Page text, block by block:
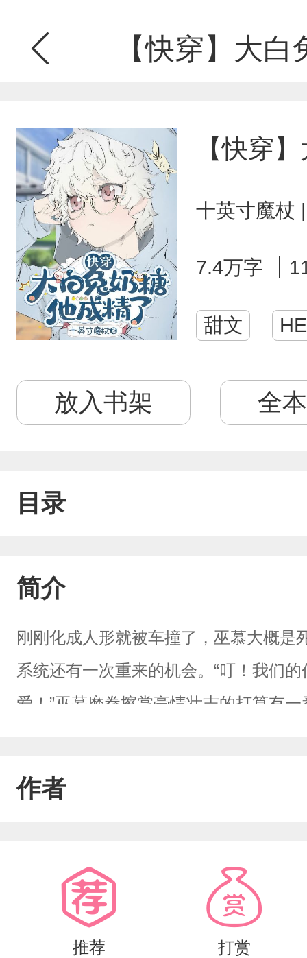
【快穿】大
【快穿
十英寸魔杖
7.4万字
甜文 HE
放入书架 全
目录
简介
刚刚化成人形就被车撞了，巫慕大概
系统还有一次重来的机会。“叮！我们
爱！”巫慕磨拳擦掌豪情壮志的打算有
影帝是粉丝们高不可攀的明珠，却在
抱。……巫慕经历了各个世界以后发现
已。他只有一颗糖，要吃请排队哦。
作者
推荐 打赏